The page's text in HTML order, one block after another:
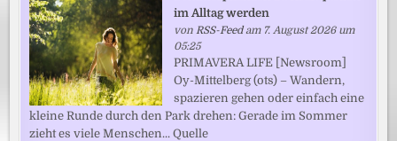
im Alltag werden
vonRSS-Feedam 7. August 2026 um
05:25
PRIMAVERA LIFE [Newsroom]
Oy-Mittelberg (ots) – Wandern,
spazieren gehen oder einfach eine
kleine Runde durch den Park drehen: Gerade im Sommer
zieht es viele Menschen... Quelle